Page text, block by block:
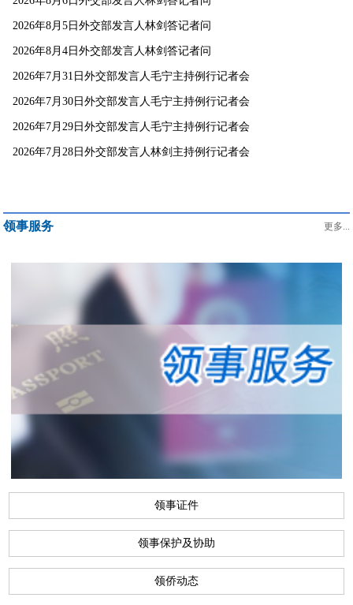
2026年8月5日外交部发言人林剑答记者问
2026年8月4日外交部发言人林剑答记者问
2026年7月31日外交部发言人毛宁主持例行记者会
2026年7月30日外交部发言人毛宁主持例行记者会
2026年7月29日外交部发言人毛宁主持例行记者会
2026年7月28日外交部发言人林剑主持例行记者会
领事服务 更多...
领事证件
领事保护及协助
领侨动态